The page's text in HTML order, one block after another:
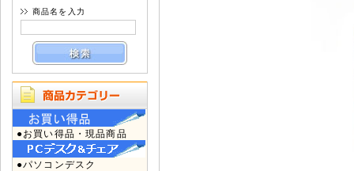
商品名を入力
●お買い得品・現品商品
●パソコンデスク